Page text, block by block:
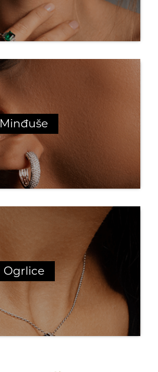
Minđuše
Ogrlice